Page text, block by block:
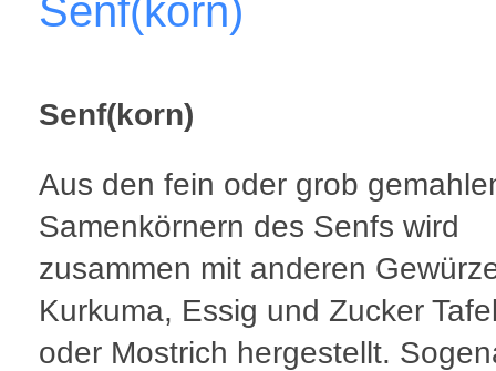
Senf(korn)
Senf(korn)
Aus den fein oder grob
Samenkörnern des Senfs wird
zusammen mit anderen
Kurkuma, Essig und Zucker
oder Mostrich hergestellt.